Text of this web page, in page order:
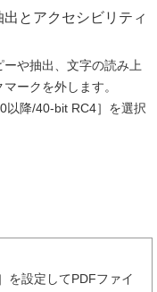
出とアクセシビリティ
や抽出、文字の読み上
ークを外します。
降/40-bit RC4］を選択
を設定してPDFファイ